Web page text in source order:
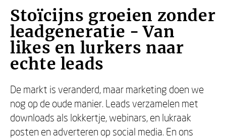
Stoïcijns groeien zonder
leadgeneratie - Van
likes en lurkers naar
echte leads
De markt is veranderd, maar marketing doen we
nog op de oude manier. Leads verzamelen met
downloads als lokkertje, webinars, en lukraak
posten en adverteren op social media. En ons